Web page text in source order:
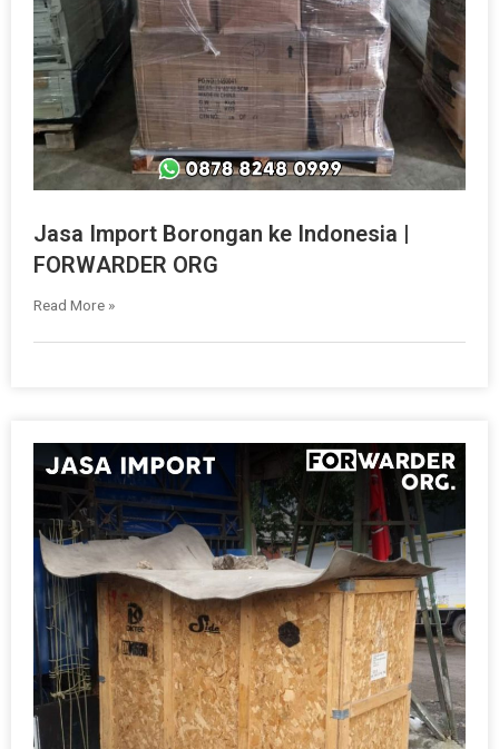
Jasa Import Borongan ke Indonesia |
FORWARDER ORG
Read More »